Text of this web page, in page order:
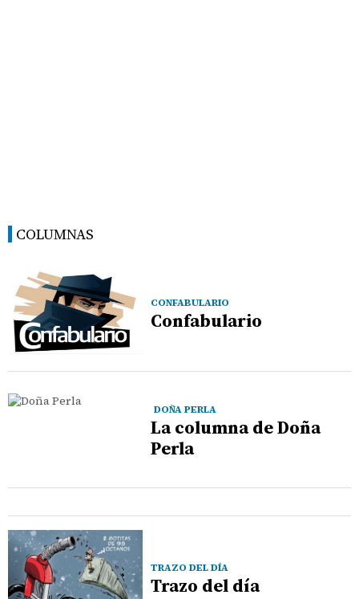
COLUMNAS
CONFABULARIO
Confabulario
DOÑA PERLA
La columna de Doña
Perla
TRAZO DEL DÍA
Trazo del día